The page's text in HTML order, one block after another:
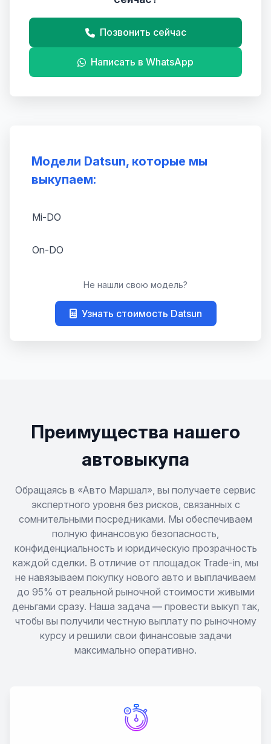
Модели Datsun, которые мы
выкупаем:
Mi-DO
On-DO
Не нашли свою модель?
Узнать стоимость Datsun
Позвонить сейчас
Написать в WhatsApp
Преимущества нашего
автовыкупа
Обращаясь в «Авто Маршал», вы получаете сервис
экспертного уровня без рисков, связанных с
сомнительными посредниками. Мы обеспечиваем
полную финансовую безопасность,
конфиденциальность и юридическую прозрачность
каждой сделки. В отличие от площадок Trade-in, мы
не навязываем покупку нового авто и выплачиваем
до 95% от реальной рыночной стоимости живыми
деньгами сразу. Наша задача — провести выкуп так,
чтобы вы получили честную выплату по рыночному
курсу и решили свои финансовые задачи
максимально оперативно.